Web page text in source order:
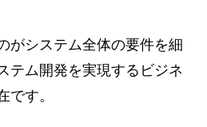
がシステム全体の要件を細
テム開発を実現するビジネ
です。